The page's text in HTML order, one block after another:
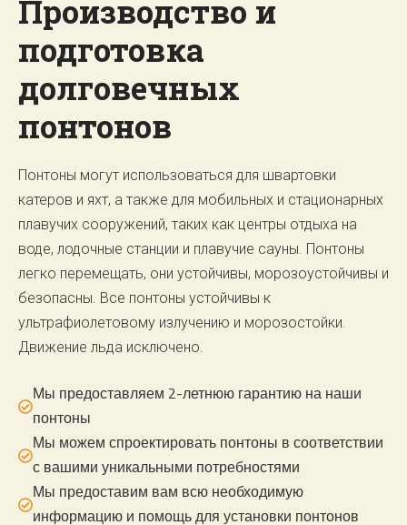
Производство и
подготовка
долговечных
понтонов
Понтоны могут использоваться для швартовки
катеров и яхт, а также для мобильных и стационарных
плавучих сооружений, таких как центры отдыха на
воде, лодочные станции и плавучие сауны. Понтоны
легко перемещать, они устойчивы, морозоустойчивы и
безопасны. Все понтоны устойчивы к
ультрафиолетовому излучению и морозостойки.
Движение льда исключено.
Мы предоставляем 2-летнюю гарантию на наши
понтоны
Мы можем спроектировать понтоны в соответствии
с вашими уникальными потребностями
Мы предоставим вам всю необходимую
информацию и помощь для установки понтонов